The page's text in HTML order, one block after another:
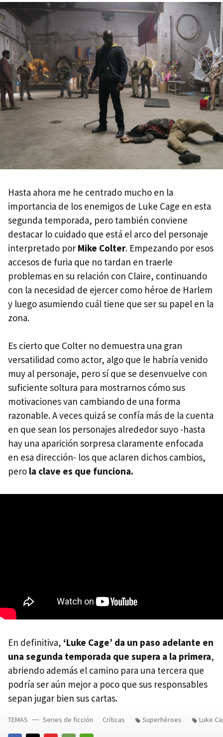
Hasta ahora me he centrado mucho en la
importancia de los enemigos de Luke Cage en esta
segunda temporada, pero también conviene
destacar lo cuidado que está el arco del personaje
interpretado por Mike Colter. Empezando por esos
accesos de furia que no tardan en traerle
problemas en su relación con Claire, continuando
con la necesidad de ejercer como héroe de Harlem
y luego asumiendo cuál tiene que ser su papel en la
zona.
Es cierto que Colter no demuestra una gran
versatilidad como actor, algo que le habría venido
muy al personaje, pero sí que se desenvuelve con
suficiente soltura para mostrarnos cómo sus
motivaciones van cambiando de una forma
razonable. A veces quizá se confía más de la cuenta
en que sean los personajes alrededor suyo -hasta
hay una aparición sorpresa claramente enfocada
en esa dirección- los que aclaren dichos cambios,
pero la clave es que funciona.
En definitiva, ‘Luke Cage’ da un paso adelante en
una segunda temporada que supera a la primera,
abriendo además el camino para una tercera que
podría ser aún mejor a poco que sus responsables
sepan jugar bien sus cartas.
TEMAS Series de ficción Críticas Superhéroes Luke